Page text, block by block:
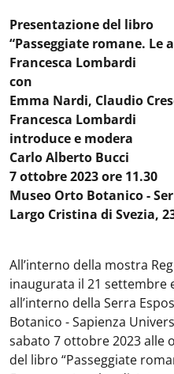
Presentazione del libro
“Passeggiate romane. Le
Francesca Lombardi
con
Emma Nardi, Claudio
Francesca Lombardi
introduce e modera
Carlo Alberto Bucci
7 ottobre 2023 ore 11.30
Museo Orto Botanico -
Largo Cristina di Svezia,
All’interno della mostra
inaugurata il 21 settembre
all’interno della Serra
Botanico - Sapienza
sabato 7 ottobre 2023 alle
del libro “Passeggiate